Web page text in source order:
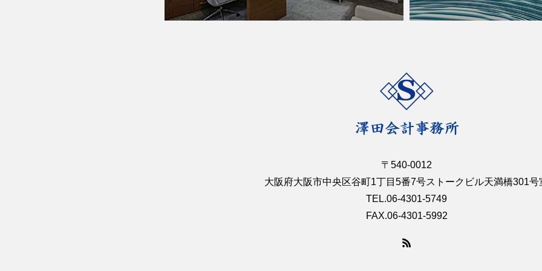
〒540-0012
大阪府大阪市中央区谷町1丁目5番7号ストークビル天満橋301号
TEL.06-4301-5749
FAX.06-4301-5992